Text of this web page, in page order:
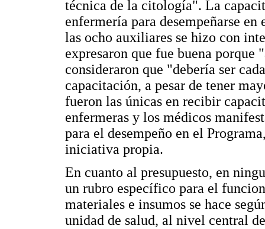
técnica de la citología". La
enfermería para desempeñarse
las ocho auxiliares se hizo con
expresaron que fue buena
consideraron que "debería ser
capacitación, a pesar de tener
fueron las únicas en recibir
enfermeras y los médicos
para el desempeño en el
iniciativa propia.
En cuanto al presupuesto, en
un rubro específico para el
materiales e insumos se hace
unidad de salud, al nivel central